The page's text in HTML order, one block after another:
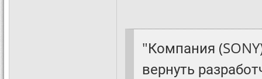
"Компания
вернуть